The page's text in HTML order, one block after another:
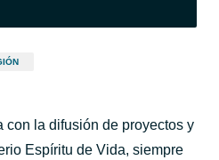
con la difusión de proyectos y
Espíritu de Vida, siempre